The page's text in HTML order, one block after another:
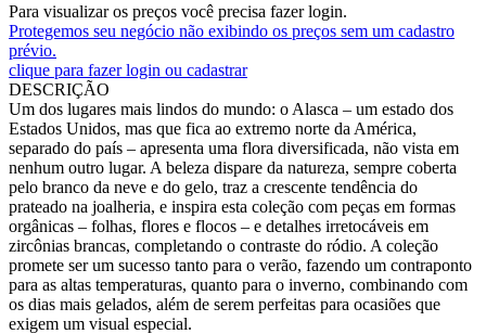
Para visualizar os preços você precisa fazer login.
Protegemos seu negócio não exibindo os preços sem um cadastro
prévio.
clique para fazer login ou cadastrar
DESCRIÇÃO
Um dos lugares mais lindos do mundo: o Alasca – um estado dos
Estados Unidos, mas que fica ao extremo norte da América,
separado do país – apresenta uma flora diversificada, não vista em
nenhum outro lugar. A beleza dispare da natureza, sempre coberta
pelo branco da neve e do gelo, traz a crescente tendência do
prateado na joalheria, e inspira esta coleção com peças em formas
orgânicas – folhas, flores e flocos – e detalhes irretocáveis em
zircônias brancas, completando o contraste do ródio. A coleção
promete ser um sucesso tanto para o verão, fazendo um contraponto
para as altas temperaturas, quanto para o inverno, combinando com
os dias mais gelados, além de serem perfeitas para ocasiões que
exigem um visual especial.